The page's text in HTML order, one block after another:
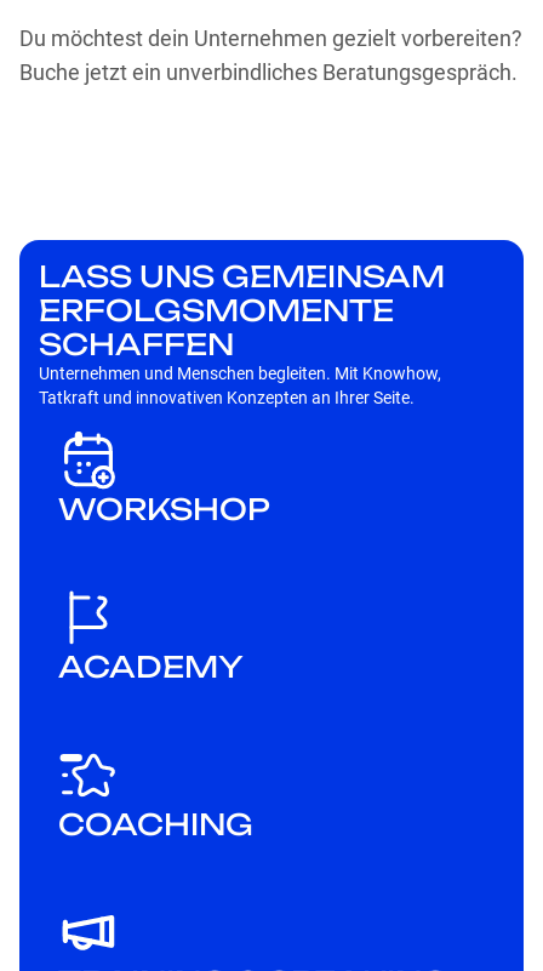
Du möchtest dein Unternehmen gezielt vorbereiten?
Buche jetzt ein unverbindliches Beratungsgespräch.
LASS UNS GEMEINSAM
ERFOLGSMOMENTE
SCHAFFEN
Un­ter­neh­men und Men­schen be­glei­ten. Mit Know­how,
Tat­kraft und in­no­va­ti­ven Kon­zep­ten an Ih­rer Sei­te.
WORKSHOP
ACADEMY
COACHING